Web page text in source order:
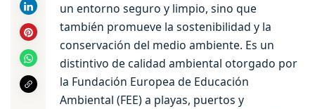
un entorno seguro y limpio, sino que
también promueve la sostenibilidad y la
conservación del medio ambiente. Es un
distintivo de calidad ambiental otorgado por
la Fundación Europea de Educación
Ambiental (FEE) a playas, puertos y